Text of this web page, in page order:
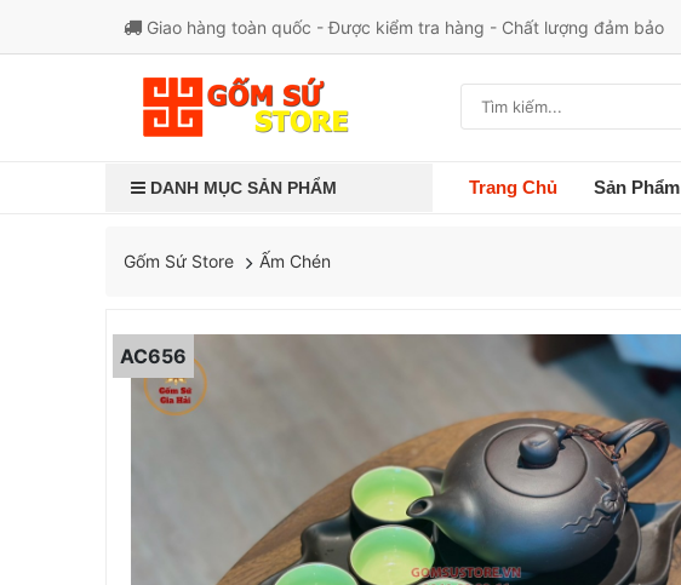
Giao hàng toàn quốc - Được kiểm tra hàng - Chất lượng đảm bảo
DANH MỤC SẢN PHẨM Trang Chủ Sản Phẩm
Gốm Sứ Store Ấm Chén
AC656